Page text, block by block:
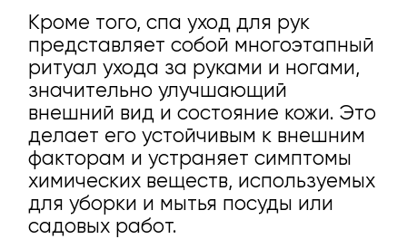
Кроме того,спа уход для рук
представляет собой многоэтапный
ритуал ухода за руками и ногами,
значительно улучшающий
внешний вид и состояние кожи. Это
делает его устойчивым к внешним
факторам и устраняет симптомы
химических веществ, используемых
для уборки и мытья посуды или
садовых работ.